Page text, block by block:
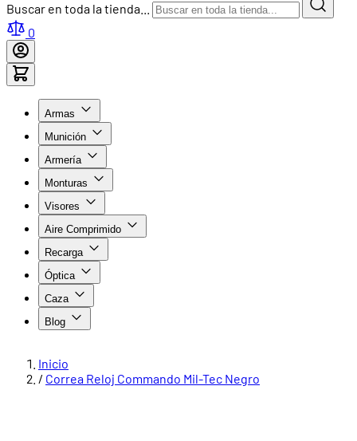
Buscar en toda la tienda...
0
Armas
Munición
Armería
Monturas
Visores
Aire Comprimido
Recarga
Óptica
Caza
Blog
Inicio
/ Correa Reloj Commando Mil-Tec Negro